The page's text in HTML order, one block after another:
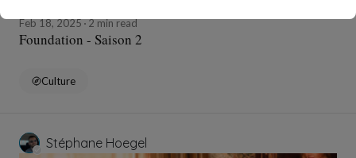
Feb 18, 20252 min read
Foundation - Saison 2
Culture
Stéphane Hoegel